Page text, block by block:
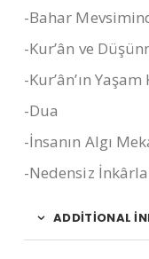
-Bahar
-Kur’ân ve
-Kur’ân’ın
-Dua
-İnsanın Algı
-Nedensiz
ADDITIONAL